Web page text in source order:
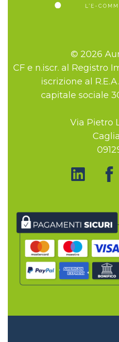
© 2026
CF e n.iscr. al Registro
iscrizione al
capitale sociale
Via Pietro